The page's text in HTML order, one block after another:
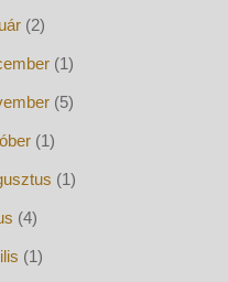
(2)
(1)
(5)
(1)
(1)
(4)
(1)